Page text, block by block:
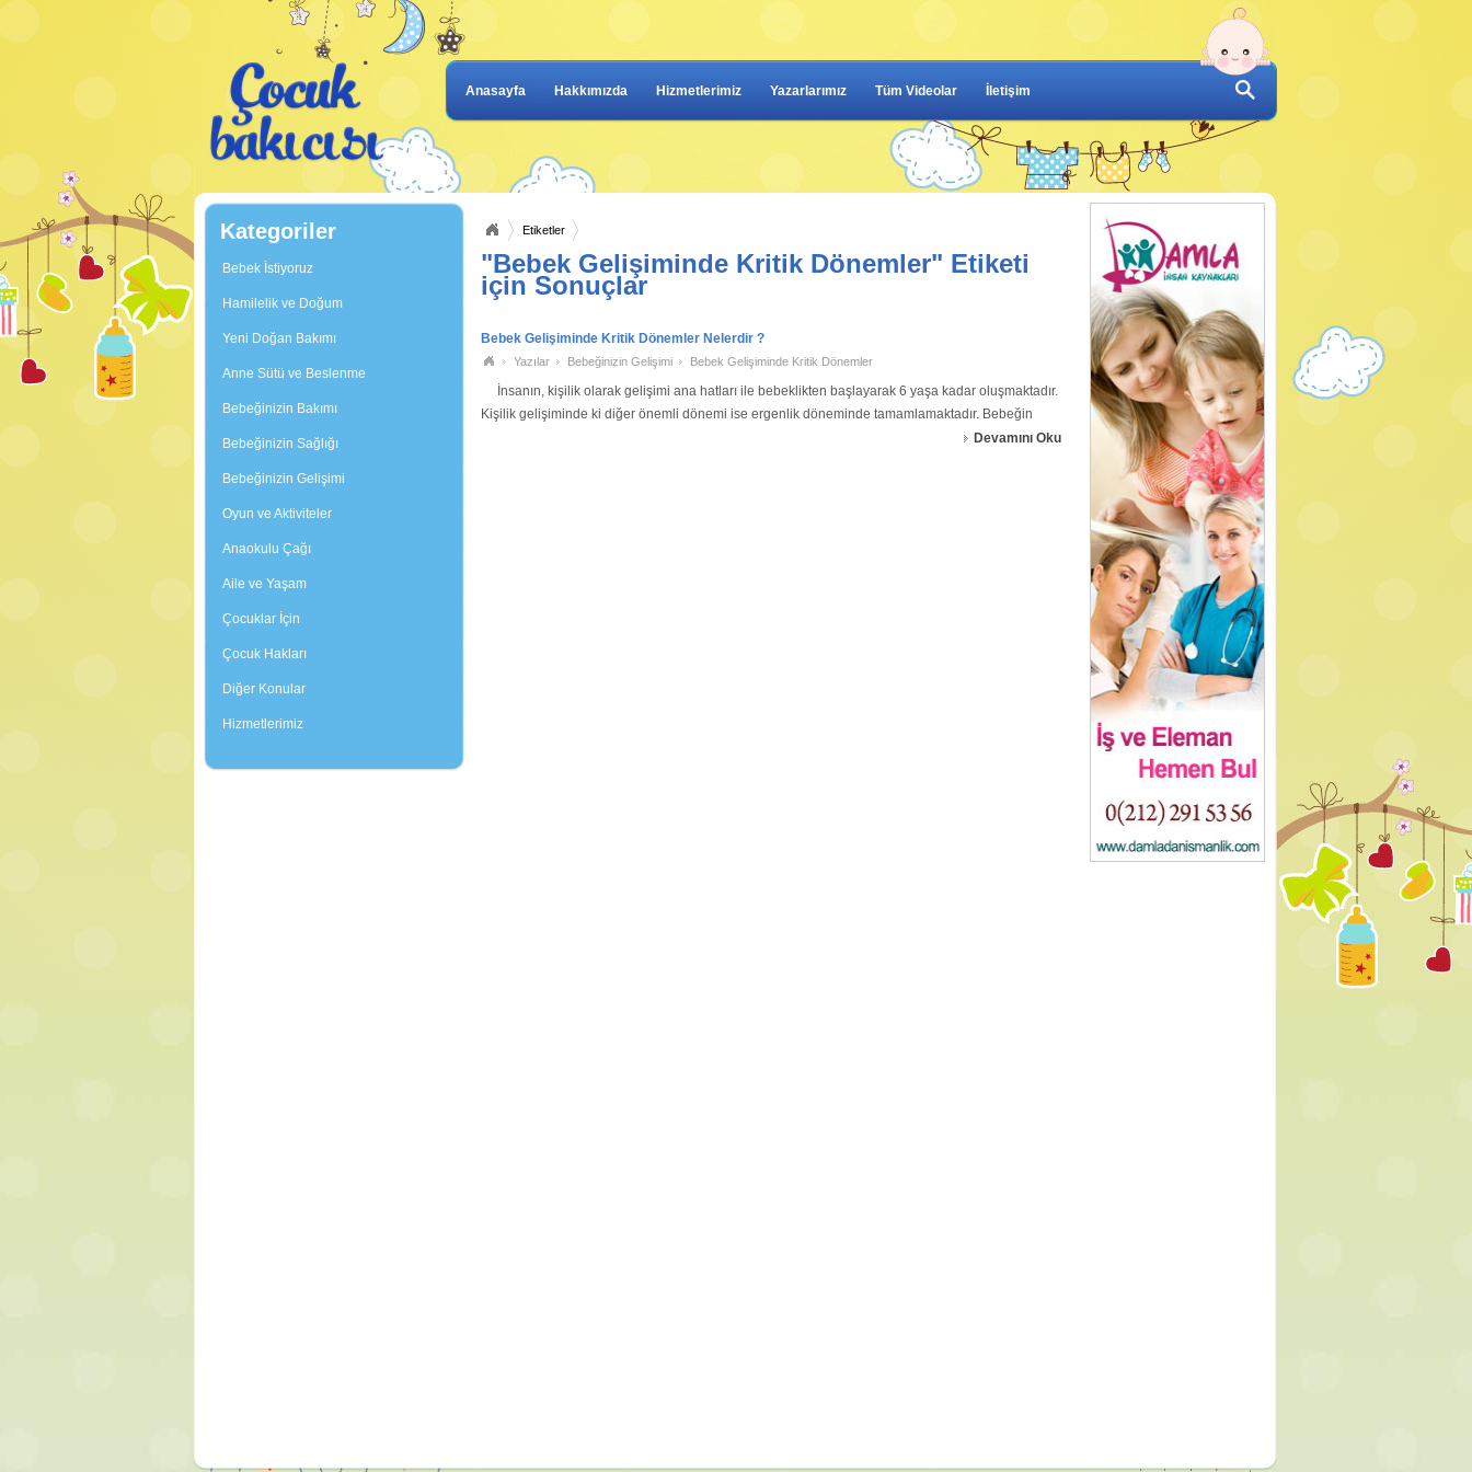
Anasayfa Hakkımızda Hizmetlerimiz Yazarlarımız Tüm Videolar İletişim
Kategoriler
Bebek İstiyoruz
Hamilelik ve Doğum
Yeni Doğan Bakımı
Anne Sütü ve Beslenme
Bebeğinizin Bakımı
Bebeğinizin Sağlığı
Bebeğinizin Gelişimi
Oyun ve Aktiviteler
Anaokulu Çağı
Aile ve Yaşam
Çocuklar İçin
Çocuk Hakları
Diğer Konular
Hizmetlerimiz
Etiketler
"Bebek Gelişiminde Kritik Dönemler" Etiketi
için Sonuçlar
Bebek Gelişiminde Kritik Dönemler Nelerdir ?
Yazılar Bebeğinizin Gelişimi Bebek Gelişiminde Kritik Dönemler
İnsanın, kişilik olarak gelişimi ana hatları ile bebeklikten başlayarak 6 yaşa kadar oluşmaktadır.
Kişilik gelişiminde ki diğer önemli dönemi ise ergenlik döneminde tamamlamaktadır. Bebeğin
Devamını Oku